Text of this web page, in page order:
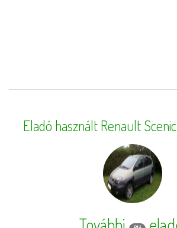
Eladó használt Renault